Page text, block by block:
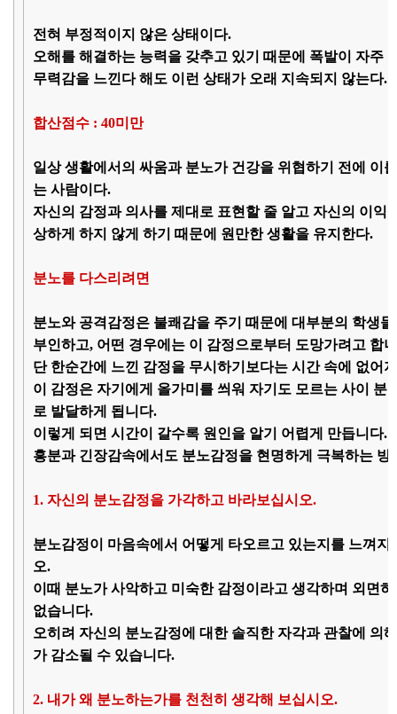
전혀 부정적이지 않은 상태이다.
오해를 해결하는 능력을 갖추고 있기 때문에 폭발이 자주
무력감을 느낀다 해도 이런 상태가 오래 지속되지 않는다.
합산점수 : 40미만
일상 생활에서의 싸움과 분노가 건강을 위협하기 전에 이
는 사람이다.
자신의 감정과 의사를 제대로 표현할 줄 알고 자신의 이익
상하게 하지 않게 하기 때문에 원만한 생활을 유지한다.
분노를 다스리려면
분노와 공격감정은 불쾌감을 주기 때문에 대부분의 학생
부인하고, 어떤 경우에는 이 감정으로부터 도망가려고 합
단 한순간에 느낀 감정을 무시하기보다는 시간 속에 없어
이 감정은 자기에게 올가미를 씌워 자기도 모르는 사이 분
로 발달하게 됩니다.
이렇게 되면 시간이 갈수록 원인을 알기 어렵게 만듭니다.
흥분과 긴장감속에서도 분노감정을 현명하게 극복하는 방
1. 자신의 분노감정을 가각하고 바라보십시오.
분노감정이 마음속에서 어떻게 타오르고 있는지를 느껴지
오.
이때 분노가 사악하고 미숙한 감정이라고 생각하며 외면
없습니다.
오히려 자신의 분노감정에 대한 솔직한 자각과 관찰에 의
가 감소될 수 있습니다.
2. 내가 왜 분노하는가를 천천히 생각해 보십시오.